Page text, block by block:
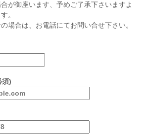
が御座います、予めご了承下さいますよ
。
場合は、お電話にてお問い合せ下さい。
須)